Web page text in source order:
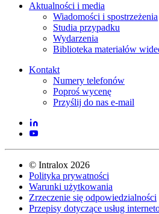
Aktualności i media
Wiadomości i spostrzeżenia
Studia przypadku
Wydarzenia
Biblioteka materiałów
Kontakt
Numery telefonów
Poproś wycenę
Przyślij do nas e-mail
© Intralox 2026
Polityka prywatności
Warunki użytkowania
Zrzeczenie się odpowiedzialności
Przepisy dotyczące usług